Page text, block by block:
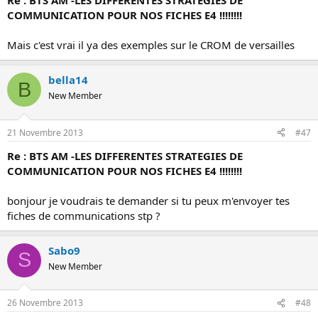
COMMUNICATION POUR NOS FICHES E4 !!!!!!!!
Mais c'est vrai il ya des exemples sur le CROM de versailles
B bella14
New Member
21 Novembre 2013 #47
Re : BTS AM -LES DIFFERENTES STRATEGIES DE
COMMUNICATION POUR NOS FICHES E4 !!!!!!!!
bonjour je voudrais te demander si tu peux m'envoyer tes
fiches de communications stp ?
S Sabo9
New Member
26 Novembre 2013 #48